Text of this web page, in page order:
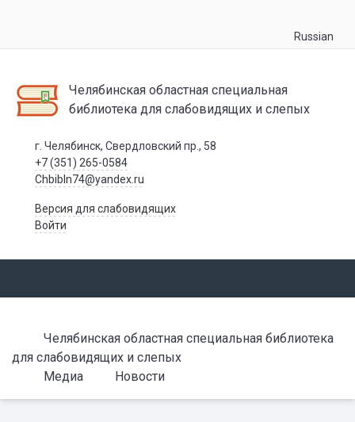
Russian
Челябинская областная специальная
библиотека для слабовидящих и слепых
г. Челябинск, Свердловский пр., 58
+7 (351) 265-0584
Chbibln74@yandex.ru
Версия для слабовидящих
Войти
Челябинская областная специальная библиотека
для слабовидящих и слепых
Медиа
Новости